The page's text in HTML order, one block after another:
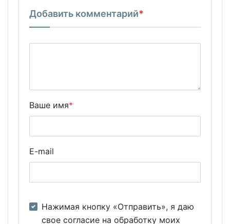
Добавить комментарий*
Ваше имя*
E-mail
Нажимая кнопку «Отправить», я даю
свое согласие на обработку моих